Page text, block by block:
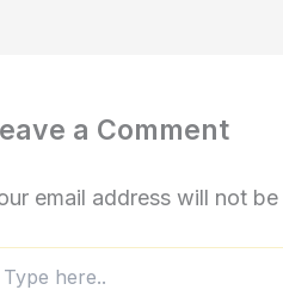
a Comment
email address will not